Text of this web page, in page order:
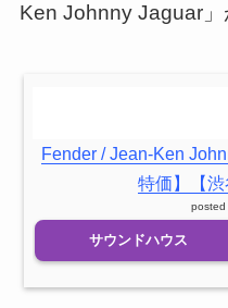
Ken Johnny Jaguar」
Fender / Jean-Ken
特価】【渋
posted
サウンドハウス